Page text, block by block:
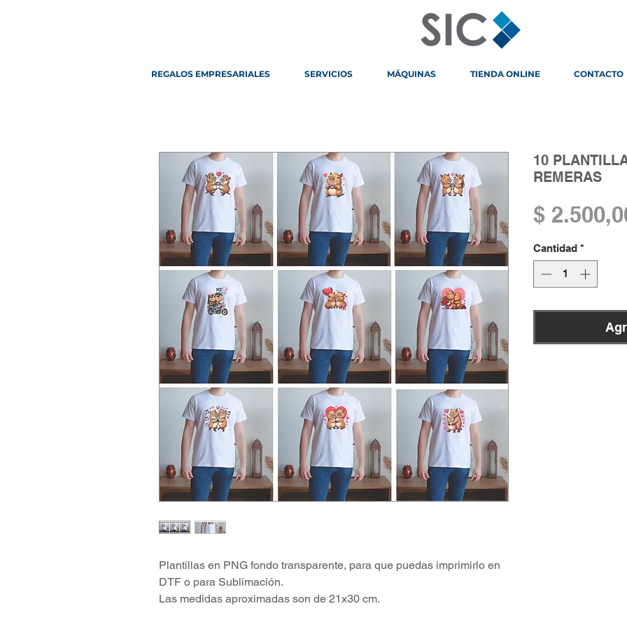
REGALOS EMPRESARIALES SERVICIOS MÁQUINAS TIENDA ONLINE CONTACTO
Plantillas en PNG fondo transparente, para que puedas imprimirlo en
DTF o para Sublimación.
Las medidas aproximadas son de 21x30 cm.
10
REMERAS
$
Cantidad *